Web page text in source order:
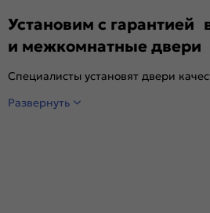
Установим с гарантией
и межкомнатные двери
Специалисты установят двери
Развернуть